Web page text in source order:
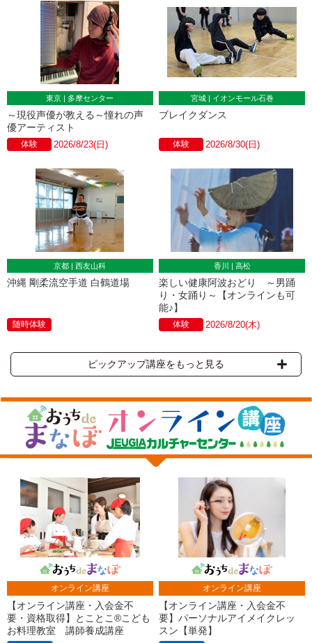
東京 | 多摩センター
～現役声優が教える～憧れの声
優アーティスト
体験 2026/8/23(日)
宮城 | イオンモール石巻
ブレイクダンス
体験 2026/8/30(日)
京都 | 西友山科
沖縄 剛柔流空手道 白鶴道場
随時体験
香川 | 高松
楽しい健康阿波おどり ～男踊
り・女踊り～【オンラインも可
能♪】
体験 2026/8/20(木)
ピックアップ講座をもっと見る
オンライン講座
【オンライン講座・入会金不
要・資格取得】とことこ®こども
お料理教室 講師養成講座
オンライン講座
【オンライン講座・入会金不
要】パーソナルアイメイクレッ
スン【単発】